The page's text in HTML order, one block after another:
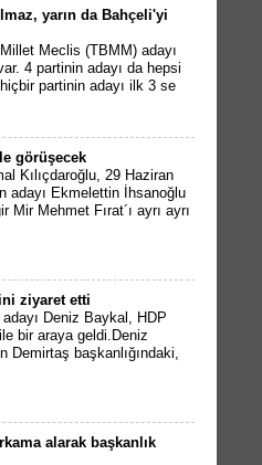
yarın da Bahçeli'yi
Meclis (TBMM) adayı
4 partinin adayı da hepsi
partinin adayı ilk 3 se
görüşecek
Kılıçdaroğlu, 29 Haziran
adayı Ekmelettin İhsanoğlu
Mehmet Fırat´ı ayrı ayrı
ziyaret etti
Deniz Baykal, HDP
bir araya geldi.Deniz
Demirtaş başkanlığındaki,
alarak başkanlık